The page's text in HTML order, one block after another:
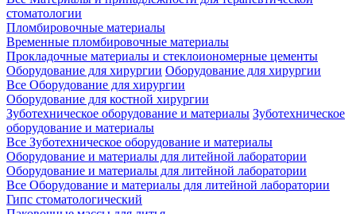
стоматологии
Пломбировочные материалы
Временные пломбировочные материалы
Прокладочные материалы и стеклоиономерные цементы
Оборудование для хирургии Оборудование для хирургии
Все Оборудование для хирургии
Оборудование для костной хирургии
Зуботехническое оборудование и материалы Зуботехническое
оборудование и материалы
Все Зуботехническое оборудование и материалы
Оборудование и материалы для литейной лаборатории
Оборудование и материалы для литейной лаборатории
Все Оборудование и материалы для литейной лаборатории
Гипс стоматологический